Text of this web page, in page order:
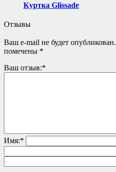
Куртка Glissade
Отзывы
Ваш e-mail не будет опубликован.
помечены *
Ваш отзыв:*
Имя:*